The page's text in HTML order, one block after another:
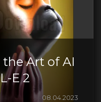
the Art of AI
E 2
08.04.2023